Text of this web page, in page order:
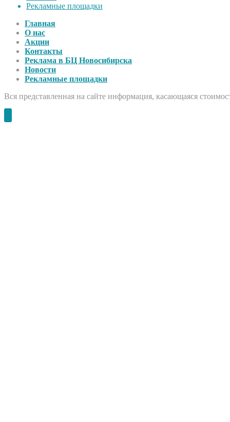
Рекламные площадки
Главная
О нас
Акции
Контакты
Реклама в БЦ Новосибирска
Новости
Рекламные площадки
Вся представленная на сайте информация, касающаяся